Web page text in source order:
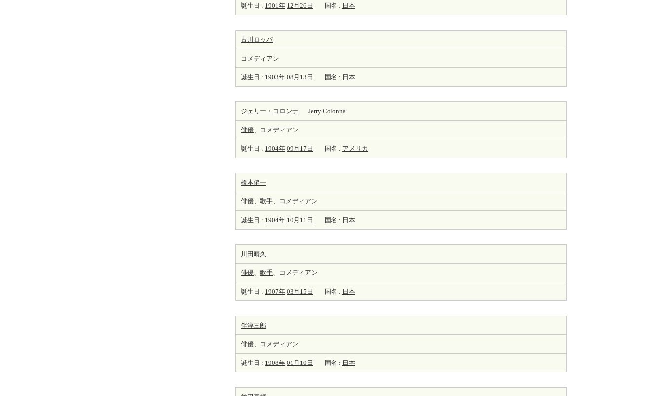
誕生日 : 1901年 12月26日 国名 : 日本
古川ロッパ
コメディアン
誕生日 : 1903年 08月13日 国名 : 日本
ジェリー・コロンナ Jerry Colonna
俳優、コメディアン
誕生日 : 1904年 09月17日 国名 : アメリカ
榎本健一
俳優、 歌手、コメディアン
誕生日 : 1904年 10月11日 国名 : 日本
川田晴久
俳優、 歌手、コメディアン
誕生日 : 1907年 03月15日 国名 : 日本
伴淳三郎
俳優、コメディアン
誕生日 : 1908年 01月10日 国名 : 日本